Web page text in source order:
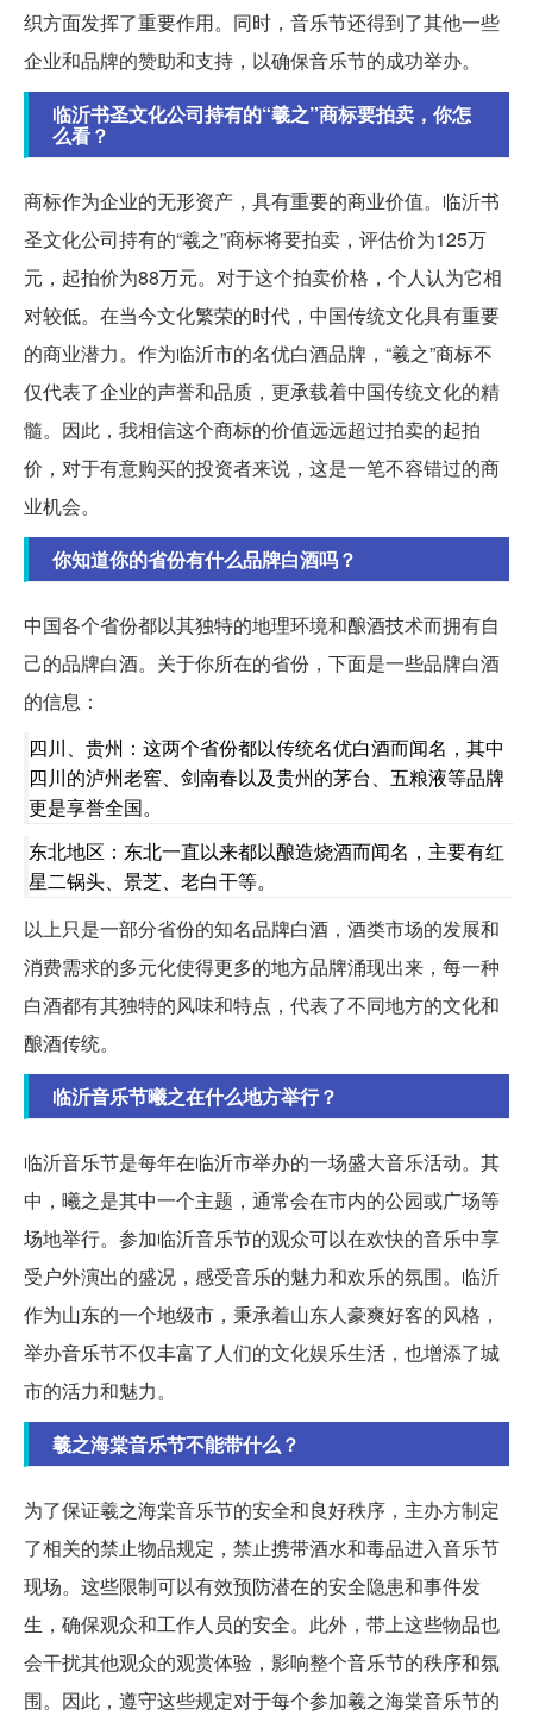
织方面发挥了重要作用。同时，音乐节还得到了其他一些
企业和品牌的赞助和支持，以确保音乐节的成功举办。
临沂书圣文化公司持有的“羲之”商标要拍卖，你怎
么看？
商标作为企业的无形资产，具有重要的商业价值。临沂书
圣文化公司持有的“羲之”商标将要拍卖，评估价为125万
元，起拍价为88万元。对于这个拍卖价格，个人认为它相
对较低。在当今文化繁荣的时代，中国传统文化具有重要
的商业潜力。作为临沂市的名优白酒品牌，“羲之”商标不
仅代表了企业的声誉和品质，更承载着中国传统文化的精
髓。因此，我相信这个商标的价值远远超过拍卖的起拍
价，对于有意购买的投资者来说，这是一笔不容错过的商
业机会。
你知道你的省份有什么品牌白酒吗？
中国各个省份都以其独特的地理环境和酿酒技术而拥有自
己的品牌白酒。关于你所在的省份，下面是一些品牌白酒
的信息：
四川、贵州：这两个省份都以传统名优白酒而闻名，其中
四川的泸州老窖、剑南春以及贵州的茅台、五粮液等品牌
更是享誉全国。
东北地区：东北一直以来都以酿造烧酒而闻名，主要有红
星二锅头、景芝、老白干等。
以上只是一部分省份的知名品牌白酒，酒类市场的发展和
消费需求的多元化使得更多的地方品牌涌现出来，每一种
白酒都有其独特的风味和特点，代表了不同地方的文化和
酿酒传统。
临沂音乐节曦之在什么地方举行？
临沂音乐节是每年在临沂市举办的一场盛大音乐活动。其
中，曦之是其中一个主题，通常会在市内的公园或广场等
场地举行。参加临沂音乐节的观众可以在欢快的音乐中享
受户外演出的盛况，感受音乐的魅力和欢乐的氛围。临沂
作为山东的一个地级市，秉承着山东人豪爽好客的风格，
举办音乐节不仅丰富了人们的文化娱乐生活，也增添了城
市的活力和魅力。
羲之海棠音乐节不能带什么？
为了保证羲之海棠音乐节的安全和良好秩序，主办方制定
了相关的禁止物品规定，禁止携带酒水和毒品进入音乐节
现场。这些限制可以有效预防潜在的安全隐患和事件发
生，确保观众和工作人员的安全。此外，带上这些物品也
会干扰其他观众的观赏体验，影响整个音乐节的秩序和氛
围。因此，遵守这些规定对于每个参加羲之海棠音乐节的